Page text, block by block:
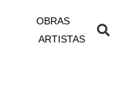
OBRAS
ARTISTAS